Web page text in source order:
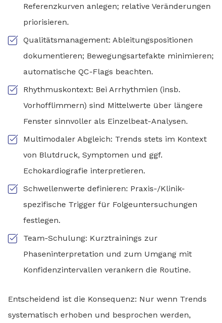
Referenzkurven anlegen; relative Veränderungen
priorisieren.
Qualitätsmanagement: Ableitungspositionen
dokumentieren; Bewegungsartefakte minimieren;
automatische QC-Flags beachten.
Rhythmuskontext: Bei Arrhythmien (insb.
Vorhofflimmern) sind Mittelwerte über längere
Fenster sinnvoller als Einzelbeat-Analysen.
Multimodaler Abgleich: Trends stets im Kontext
von Blutdruck, Symptomen und ggf.
Echokardiografie interpretieren.
Schwellenwerte definieren: Praxis-/Klinik-
spezifische Trigger für Folgeuntersuchungen
festlegen.
Team-Schulung: Kurztrainings zur
Phaseninterpretation und zum Umgang mit
Konfidenzintervallen verankern die Routine.
Entscheidend ist die Konsequenz: Nur wenn Trends
systematisch erhoben und besprochen werden,